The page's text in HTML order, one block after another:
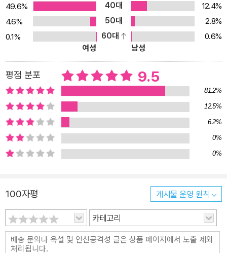
49.6%
40대
12.4%
4.6%
50대
2.8%
0.1%
60대
0.6%
여성
남성
평점 분포 9.5
81.2%
12.5%
6.2%
0%
0%
100자평 게시물 운영 원칙
카테고리